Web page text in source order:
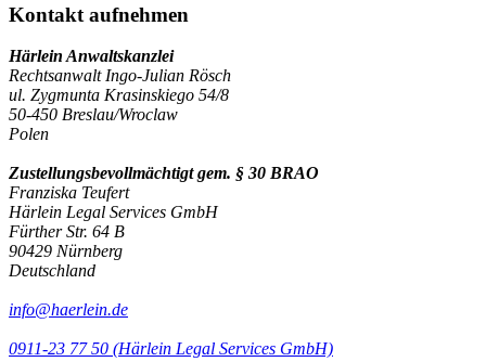
Kontakt aufnehmen
Härlein Anwaltskanzlei
Rechtsanwalt Ingo-Julian Rösch
ul. Zygmunta Krasinskiego 54/8
50-450 Breslau/Wroclaw
Polen
Zustellungsbevollmächtigt gem. § 30 BRAO
Franziska Teufert
Härlein Legal Services GmbH
Fürther Str. 64 B
90429 Nürnberg
Deutschland
info@haerlein.de
0911-23 77 50 (Härlein Legal Services GmbH)